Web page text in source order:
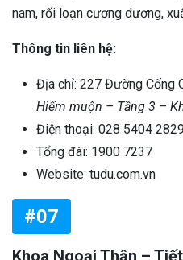
nam, rối loạn cương dương,
Thông tin liên hệ:
Địa chỉ: 227 Đường Cống
Hiếm muộn – Tầng 3 –
Điện thoại: 028 5404
Tổng đài: 1900 7237
Website: tudu.com.vn
#07
Khoa Ngoại Thận –